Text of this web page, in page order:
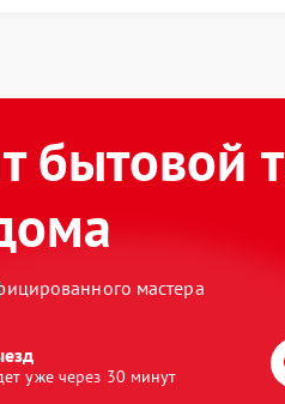
бытовой
мастера
уже через 30 минут